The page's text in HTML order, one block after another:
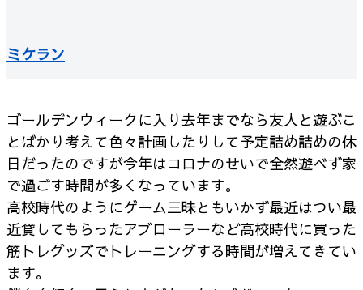
ミケラン
ゴールデンウィークに入り去年までなら友人と遊ぶこ
とばかり考えて色々計画したりして予定詰め詰めの休
日だったのですが今年はコロナのせいで全然遊べず家
で過ごす時間が多くなっています。
高校時代のようにゲーム三昧ともいかず最近はつい最
近貸してもらったアブローラーなど高校時代に買った
筋トレグッズでトレーニングする時間が増えてきてい
ます。